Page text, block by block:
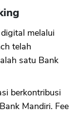
melalui
telah
satu Bank
berkontribusi
Mandiri. Fee